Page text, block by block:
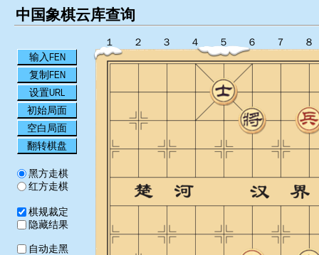
中国象棋云库查询
输入FEN
复制FEN
设置URL
初始局面
空白局面
翻转棋盘
黑方走棋
红方走棋
棋规裁定
隐藏结果
自动走黑
１ ２ ３ ４ ５ ６ ７ ８